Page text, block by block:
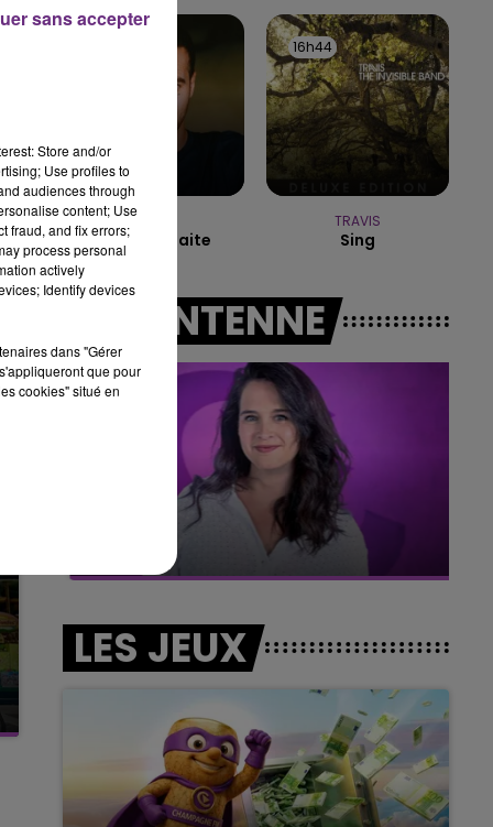
16h00 - 20h00
LE WEEK-END CHAMPAGNE FM
A L'imparfaite
16h44
16h44
TRAVIS
Sing
A L'ANTENNE
LES JEUX
Store and/or
Use profiles to
audiences through
content; Use
fraud, and fix errors;
process personal
actively
Identify devices
dans "Gérer
que pour
cookies" situé en
sans accepter